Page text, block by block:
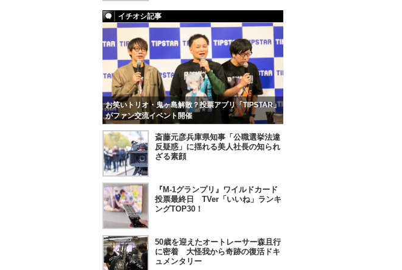
イチオシ記事
お笑いトリオ・鬼ヶ島解散？投票アプリ「TIPSTAR」
がファン交流イベント開催
斎藤元彦兵庫県知事「公職選挙法違
反疑惑」に揺れる美人社長の知られ
ざる素顔
『M-1グランプリ』ワイルドカード
投票最終日 TVer「いいね」ランキ
ングTOP30！
50歳を迎えたオートレーサー森且行
に密着 大怪我から奇跡の復活ドキ
ュメンタリー